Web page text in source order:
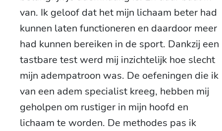
van. Ik geloof dat het mijn lichaam beter had
kunnen laten functioneren en daardoor meer
had kunnen bereiken in de sport. Dankzij een
tastbare test werd mij inzichtelijk hoe slecht
mijn adempatroon was. De oefeningen die ik
van een adem specialist kreeg, hebben mij
geholpen om rustiger in mijn hoofd en
lichaam te worden. De methodes pas ik